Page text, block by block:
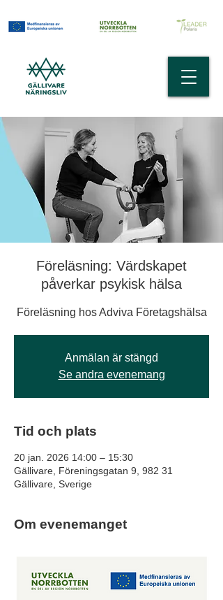
Föreläsning: Värdskapet
påverkar psykisk hälsa
Föreläsning hos Adviva Företagshälsa
Anmälan är stängd
Se andra evenemang
Tid och plats
20 jan. 2026 14:00 – 15:30
Gällivare, Föreningsgatan 9, 982 31
Gällivare, Sverige
Om evenemanget